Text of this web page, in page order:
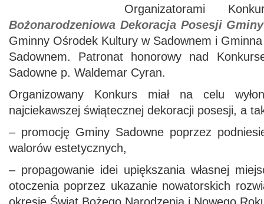
Organizatorami
Bożonarodzeniowa Dekoracja Posesji
Gminny Ośrodek Kultury w Sadownem i
Sadownem. Patronat honorowy nad
Sadowne p. Waldemar Cyran.
Organizowany Konkurs miał na celu
najciekawszej świątecznej dekoracji posesji, a
– promocję Gminy Sadowne poprzez
walorów estetycznych,
– propagowanie idei upiększania własnej
otoczenia poprzez ukazanie nowatorskich